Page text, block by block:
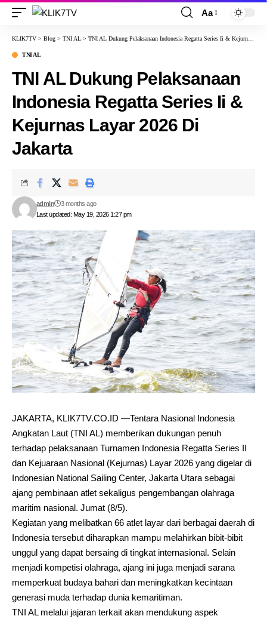
Aa
KLIK7TV > Blog > TNI AL > TNI AL Dukung Pelaksanaan Indonesia Regatta Series Ii & Kejurnas Layar 2026 Di Jakarta
TNI AL
TNI AL Dukung Pelaksanaan
Indonesia Regatta Series Ii &
Kejurnas Layar 2026 Di
Jakarta
Last updated: May 19, 2026 1:27 pm
admin 3 months ago
JAKARTA, KLIK7TV.CO.ID —Tentara Nasional Indonesia
Angkatan Laut (TNI AL) memberikan dukungan penuh
terhadap pelaksanaan Turnamen Indonesia Regatta Series II
dan Kejuaraan Nasional (Kejurnas) Layar 2026 yang digelar di
Indonesian National Sailing Center, Jakarta Utara sebagai
ajang pembinaan atlet sekaligus pengembangan olahraga
maritim nasional. Jumat (8/5).
Kegiatan yang melibatkan 66 atlet layar dari berbagai daerah di
Indonesia tersebut diharapkan mampu melahirkan bibit-bibit
unggul yang dapat bersaing di tingkat internasional. Selain
menjadi kompetisi olahraga, ajang ini juga menjadi sarana
memperkuat budaya bahari dan meningkatkan kecintaan
generasi muda terhadap dunia kemaritiman.
TNI AL melalui jajaran terkait akan mendukung aspek